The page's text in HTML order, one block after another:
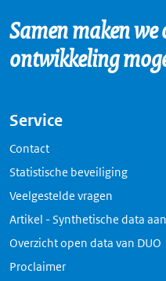
Samen maken
ontwikkeling
Service
Contact
Statistische beveiliging
Veelgestelde vragen
Artikel - Synthetische data
Overzicht open data van DUO
Proclaimer